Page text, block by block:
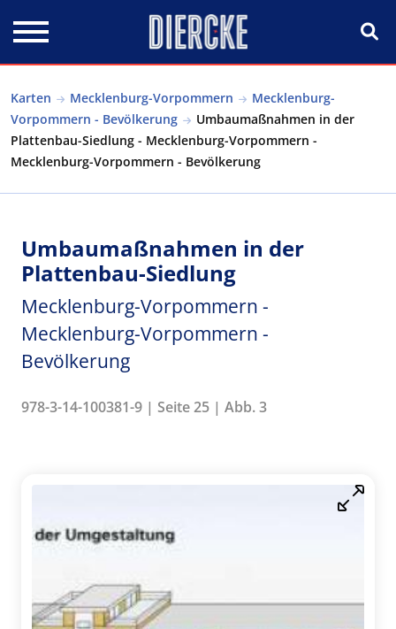
Karten Mecklenburg-Vorpommern
Mecklenburg-
Vorpommern - Bevölkerung
Umbaumaßnahmen in der
Plattenbau-Siedlung - Mecklenburg-Vorpommern -
Mecklenburg-Vorpommern - Bevölkerung
Umbaumaßnahmen in der
Plattenbau-Siedlung
Mecklenburg-Vorpommern -
Mecklenburg-Vorpommern -
Bevölkerung
978-3-14-100381-9 | Seite 25 | Abb. 3